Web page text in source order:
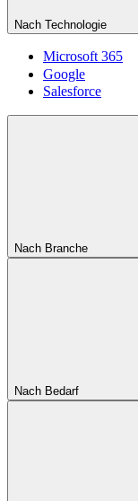
Nach Technologie
Microsoft 365
Google
Salesforce
Nach Branche
Nach Bedarf